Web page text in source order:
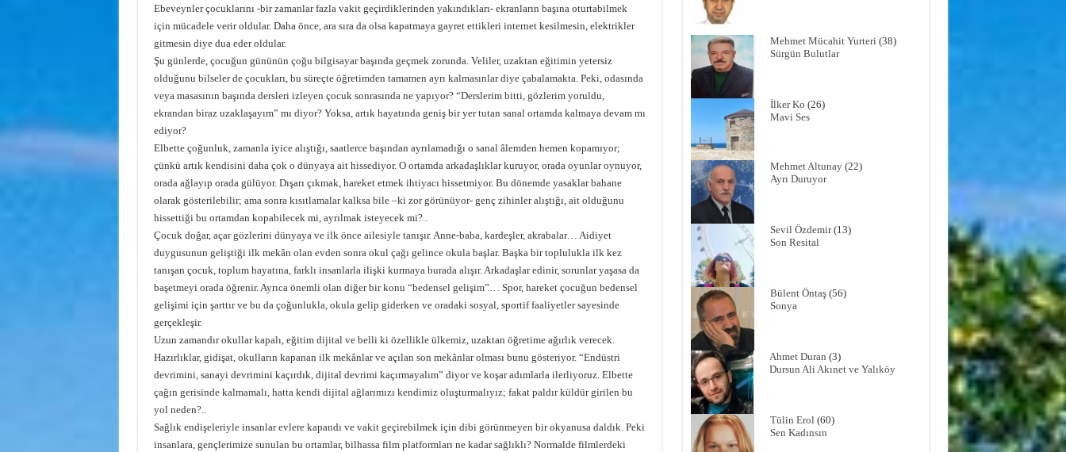
Ebeveynler çocuklarını -bir zamanlar fazla vakit geçirdiklerinden yakındıkları- ekranların başına oturtabilmek
için mücadele verir oldular. Daha önce, ara sıra da olsa kapatmaya gayret ettikleri internet kesilmesin, elektrikler
gitmesin diye dua eder oldular.
Şu günlerde, çocuğun gününün çoğu bilgisayar başında geçmek zorunda. Veliler, uzaktan eğitimin yetersiz
olduğunu bilseler de çocukları, bu süreçte öğretimden tamamen ayrı kalmasınlar diye çabalamakta. Peki, odasında
veya masasının başında dersleri izleyen çocuk sonrasında ne yapıyor? “Derslerim bitti, gözlerim yoruldu,
ekrandan biraz uzaklaşayım” mı diyor? Yoksa, artık hayatında geniş bir yer tutan sanal ortamda kalmaya devam mı
ediyor?
Elbette çoğunluk, zamanla iyice alıştığı, saatlerce başından ayrılamadığı o sanal âlemden hemen kopamıyor;
çünkü artık kendisini daha çok o dünyaya ait hissediyor. O ortamda arkadaşlıklar kuruyor, orada oyunlar oynuyor,
orada ağlayıp orada gülüyor. Dışarı çıkmak, hareket etmek ihtiyacı hissetmiyor. Bu dönemde yasaklar bahane
olarak gösterilebilir; ama sonra kısıtlamalar kalksa bile –ki zor görünüyor- genç zihinler alıştığı, ait olduğunu
hissettiği bu ortamdan kopabilecek mi, ayrılmak isteyecek mi?..
Çocuk doğar, açar gözlerini dünyaya ve ilk önce ailesiyle tanışır. Anne-baba, kardeşler, akrabalar… Aidiyet
duygusunun geliştiği ilk mekân olan evden sonra okul çağı gelince okula başlar. Başka bir toplulukla ilk kez
tanışan çocuk, toplum hayatına, farklı insanlarla ilişki kurmaya burada alışır. Arkadaşlar edinir, sorunlar yaşasa da
başetmeyi orada öğrenir. Ayrıca önemli olan diğer bir konu “bedensel gelişim”… Spor, hareket çocuğun bedensel
gelişimi için şarttır ve bu da çoğunlukla, okula gelip giderken ve oradaki sosyal, sportif faaliyetler sayesinde
gerçekleşir.
Uzun zamandır okullar kapalı, eğitim dijital ve belli ki özellikle ülkemiz, uzaktan öğretime ağırlık verecek.
Hazırlıklar, gidişat, okulların kapanan ilk mekânlar ve açılan son mekânlar olması bunu gösteriyor. “Endüstri
devrimini, sanayi devrimini kaçırdık, dijital devrimi kaçırmayalım” diyor ve koşar adımlarla ilerliyoruz. Elbette
çağın gerisinde kalmamalı, hatta kendi dijital ağlarımızı kendimiz oluşturmalıyız; fakat paldır küldür girilen bu
yol neden?..
Sağlık endişeleriyle insanlar evlere kapandı ve vakit geçirebilmek için dibi görünmeyen bir okyanusa daldık. Peki
insanlara, gençlerimize sunulan bu ortamlar, bilhassa film platformları ne kadar sağlıklı? Normalde filmlerdeki
Mehmet Mücahit Yurteri(38)
Sürgün Bulutlar
İlker Ko (26)
Mavi Ses
Mehmet Altunay(22)
Ayrı Duruyor
Sevil Özdemir(13)
Son Resital
Bülent Öntaş(56)
Sonya
Ahmet Duran (3)
Dursun Ali Akınet ve Yalıköy
Tülin Erol(60)
Sen Kadınsın